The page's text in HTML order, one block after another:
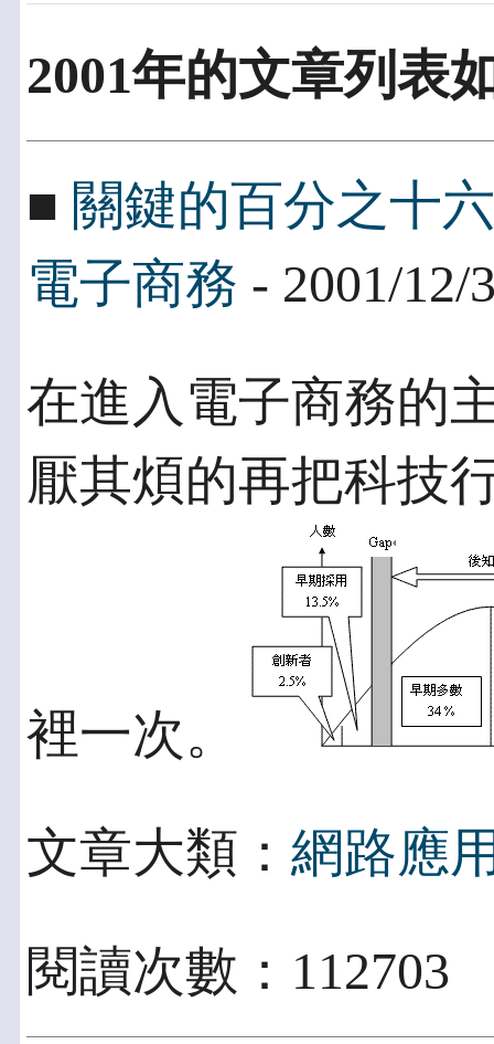
2001年的文章列表
■ 關鍵的百分之十
電子商務 - 2001/12/
在進入電子商務的
厭其煩的再把科技
裡一次。
文章大類： 網路應
閱讀次數：